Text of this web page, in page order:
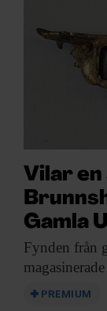
Vilar en
Gamla
Fynden från
PREMIUM